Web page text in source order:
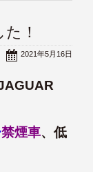
！
2021年5月16日
禁煙車、低